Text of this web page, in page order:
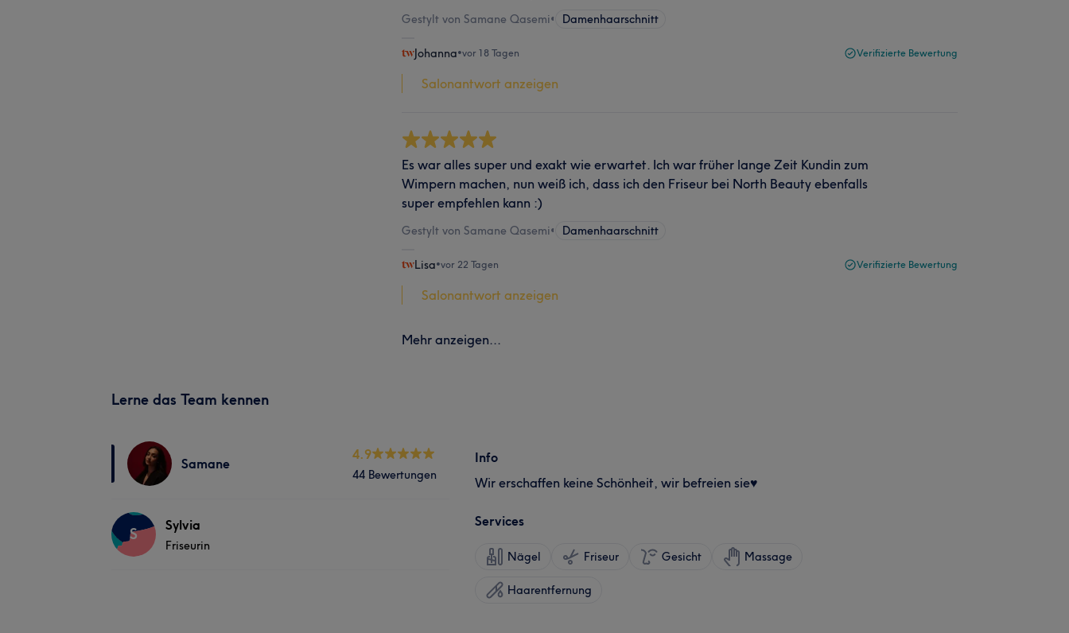
Gestylt von Samane Qasemi• Damenhaarschnitt
Johanna•vor 18 Tagen Verifizierte Bewertung
Salonantwort anzeigen
Es war alles super und exakt wie erwartet. Ich war früher lange Zeit Kundin zum
Wimpern machen, nun weiß ich, dass ich den Friseur bei North Beauty ebenfalls
super empfehlen kann :)
Gestylt von Samane Qasemi• Damenhaarschnitt
Lisa•vor 22 Tagen Verifizierte Bewertung
Salonantwort anzeigen
Mehr anzeigen...
Lerne das Team kennen
Samane
4.9
44 Bewertungen
S Sylvia
Friseurin
Info
Wir erschaffen keine Schönheit, wir befreien sie♥️
Services
Nägel Friseur Gesicht Massage
Haarentfernung